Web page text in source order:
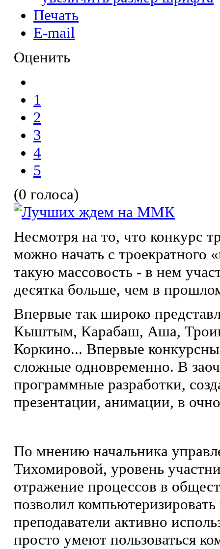
Печать
E-mail
Оценить
1
2
3
4
5
(0 голоса)
Несмотря на то, что конкурс
можно начать с троекратного
такую массовость - в нем
десятка больше, чем в
Впервые так широко
Кыштым, Карабаш, Аша,
Коркино... Впервые
сложные одновременно. В
программные разработки,
презентации, анимации, в
По мнению начальника
Тихомировой, уровень
отражение процессов в
позволил
преподаватели активно
просто умеют пользоваться